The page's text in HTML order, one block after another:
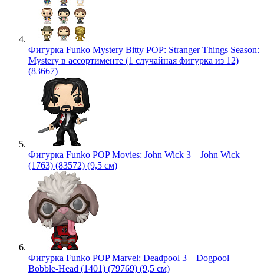
Фигурка Funko Mystery Bitty POP: Stranger Things Season:
Mystery в ассортименте (1 случайная фигурка из 12)
(83667)
Фигурка Funko POP Movies: John Wick 3 – John Wick
(1763) (83572) (9,5 см)
Фигурка Funko POP Marvel: Deadpool 3 – Dogpool
Bobble-Head (1401) (79769) (9,5 см)